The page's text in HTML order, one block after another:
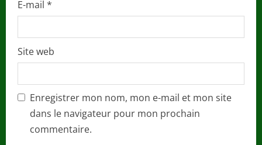
E-mail *
Site web
Enregistrer mon nom, mon e-mail et mon site
dans le navigateur pour mon prochain
commentaire.